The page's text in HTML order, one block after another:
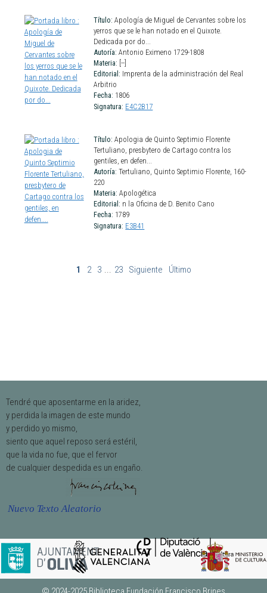
Título: Apología de Miguel de Cervantes sobre los
yerros que se le han notado en el Quixote.
Dedicada por do...
Autoría: Antonio Eximeno 1729-1808
Materia: [--]
Editorial: Imprenta de la administración del Real
Arbitrio
Fecha: 1806
Signatura: E4C2B17
Título: Apologia de Quinto Septimio Florente
Tertuliano, presbytero de Cartago contra los
gentiles, en defen...
Autoría: Tertuliano, Quinto Septimio Florente, 160-
220
Materia: Apologética
Editorial: n la Oficina de D. Benito Cano
Fecha: 1789
Signatura: E3B41
1 2 3 ... 23 Siguiente Último
Tendré que aposentarme en la aridez,
y perdida la imagen de este mundo
y perdido yo mismo,
siento que aquel reposo será estéril,
que la vida no fue, que el fervor
de cualquier despedida es un engaño.
Nuevo Texto Aleatorio